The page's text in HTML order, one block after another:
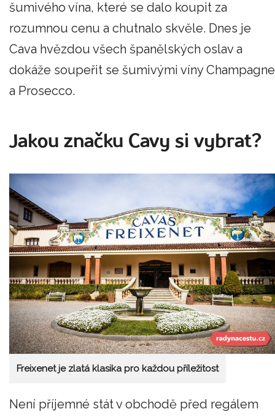
šumivého vína, které se dalo koupit za
rozumnou cenu a chutnalo skvěle. Dnes je
Cava hvězdou všech španělských oslav a
dokáže soupeřit se šumivými víny Champagne
a Prosecco.
Jakou značku Cavy si vybrat?
Freixenet je zlatá klasika pro každou příležitost
Není příjemné stát v obchodě před regálem